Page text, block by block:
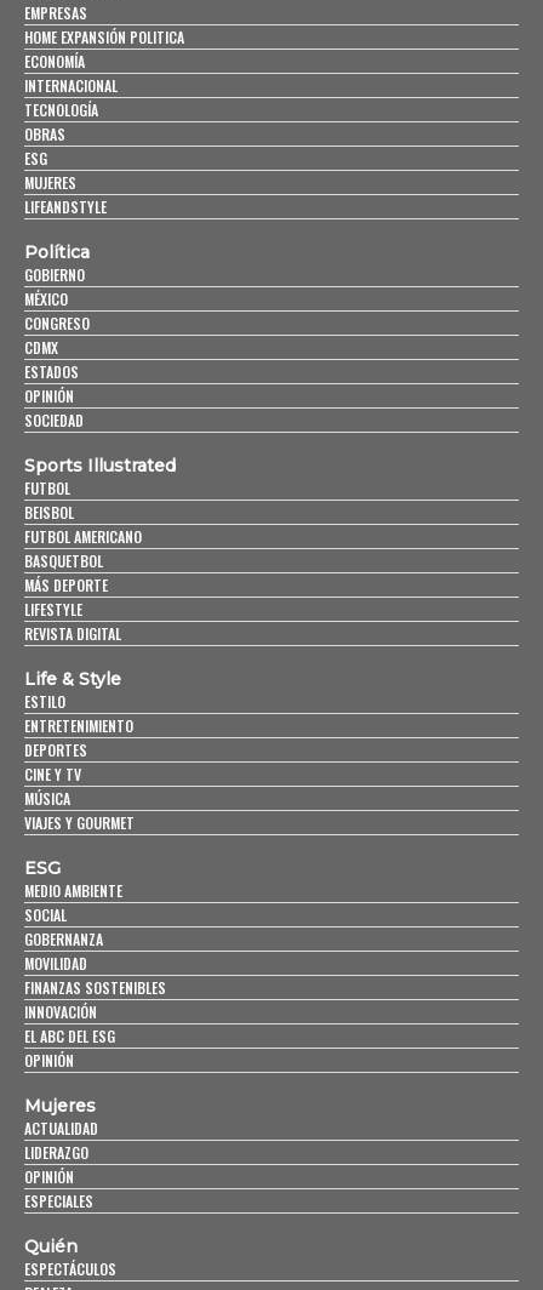
EMPRESAS
HOME EXPANSIÓN POLITICA
ECONOMÍA
INTERNACIONAL
TECNOLOGÍA
OBRAS
ESG
MUJERES
LIFEANDSTYLE
Política
GOBIERNO
MÉXICO
CONGRESO
CDMX
ESTADOS
OPINIÓN
SOCIEDAD
Sports Illustrated
FUTBOL
BEISBOL
FUTBOL AMERICANO
BASQUETBOL
MÁS DEPORTE
LIFESTYLE
REVISTA DIGITAL
Life & Style
ESTILO
ENTRETENIMIENTO
DEPORTES
CINE Y TV
MÚSICA
VIAJES Y GOURMET
ESG
MEDIO AMBIENTE
SOCIAL
GOBERNANZA
MOVILIDAD
FINANZAS SOSTENIBLES
INNOVACIÓN
EL ABC DEL ESG
OPINIÓN
Mujeres
ACTUALIDAD
LIDERAZGO
OPINIÓN
ESPECIALES
Quién
ESPECTÁCULOS